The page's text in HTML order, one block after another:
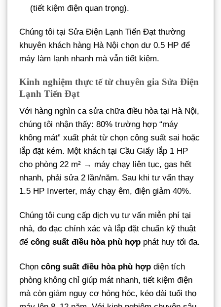
(tiết kiệm điện quan trọng).
Chúng tôi tại Sửa Điện Lạnh Tiến Đạt thường
khuyên khách hàng Hà Nội chọn dư 0.5 HP để
máy làm lạnh nhanh mà vẫn tiết kiệm.
Kinh nghiệm thực tế từ chuyên gia Sửa Điện
Lạnh Tiến Đạt
Với hàng nghìn ca sửa chữa điều hòa tại Hà Nội,
chúng tôi nhận thấy: 80% trường hợp “máy
không mát” xuất phát từ chọn công suất sai hoặc
lắp đặt kém. Một khách tại Cầu Giấy lắp 1 HP
cho phòng 22 m² → máy chạy liên tục, gas hết
nhanh, phải sửa 2 lần/năm. Sau khi tư vấn thay
1.5 HP Inverter, máy chạy êm, điện giảm 40%.
Chúng tôi cung cấp dịch vụ tư vấn miễn phí tại
nhà, đo đạc chính xác và lắp đặt chuẩn kỹ thuật
để công suất điều hòa phù hợp phát huy tối đa.
Chọn công suất điều hòa phù hợp diện tích
phòng không chỉ giúp mát nhanh, tiết kiệm điện
mà còn giảm nguy cơ hỏng hóc, kéo dài tuổi thọ